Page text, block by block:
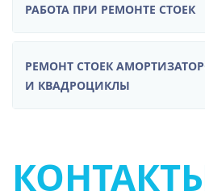
РАБОТА ПРИ РЕМОНТЕ СТОЕК
РЕМОНТ СТОЕК
И КВАДРОЦИКЛЫ